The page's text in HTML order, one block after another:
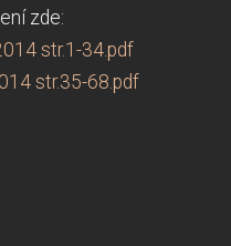
zde:
str.1-34.pdf
str.35-68.pdf